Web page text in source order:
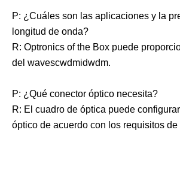
P: ¿Cuáles son las aplicaciones y la
longitud de onda?
R: Optronics of the Box puede
del wavescwdmidwdm.
P: ¿Qué conector óptico necesita?
R: El cuadro de óptica puede
óptico de acuerdo con los requisitos de